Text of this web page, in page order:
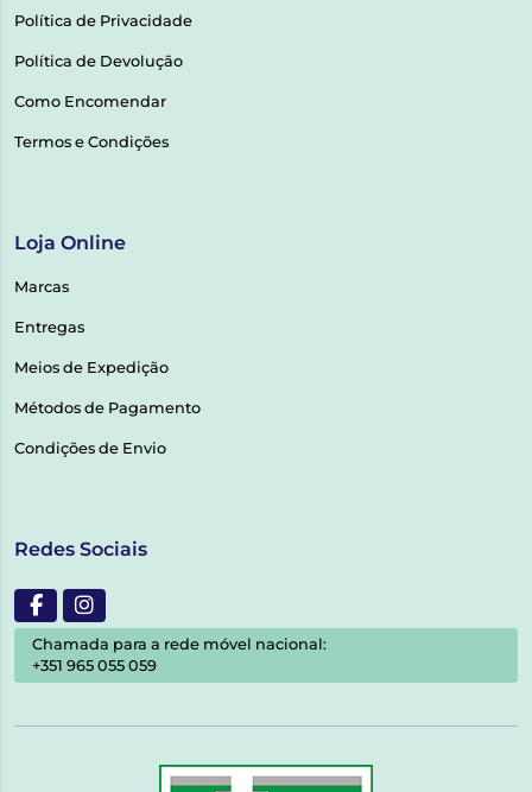
Política de Privacidade
Política de Devolução
Como Encomendar
Termos e Condições
Loja Online
Marcas
Entregas
Meios de Expedição
Métodos de Pagamento
Condições de Envio
Redes Sociais
Chamada para a rede móvel nacional:
+351 965 055 059